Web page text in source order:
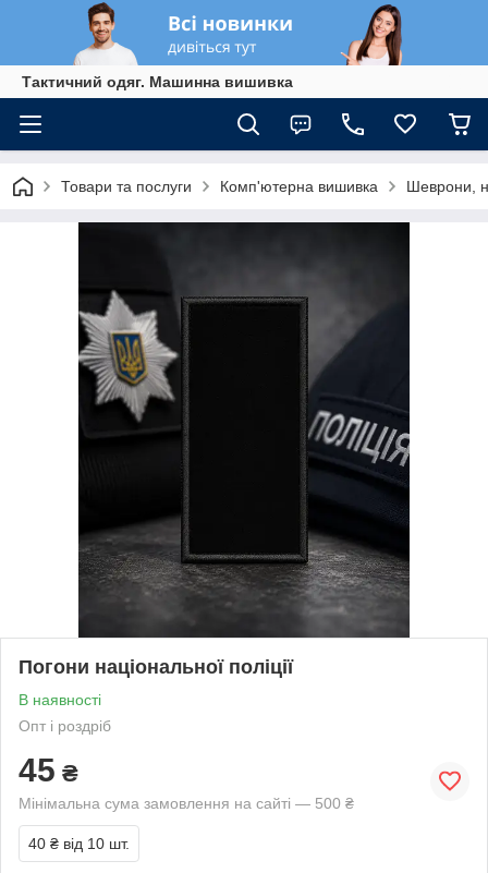
Тактичний одяг. Машинна вишивка
Товари та послуги Комп'ютерна вишивка Шеврони,
Погони національної поліції
В наявності
Опт і роздріб
45 ₴
Мінімальна сума замовлення на сайті — 500 ₴
40 ₴ від 10 шт.